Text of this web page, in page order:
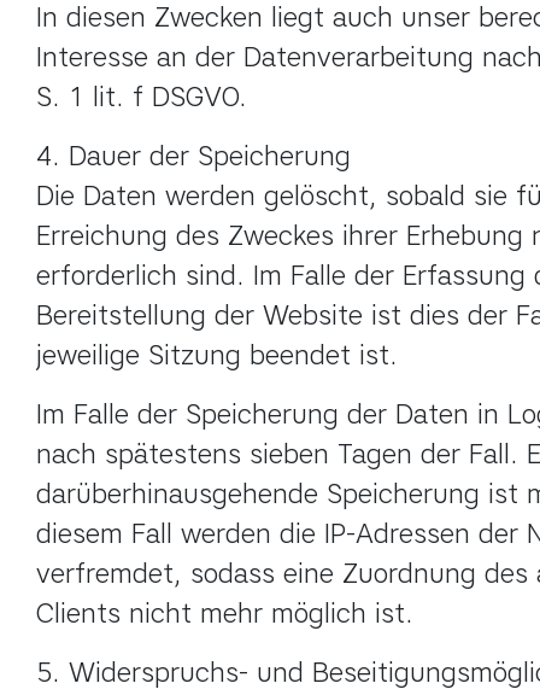
In diesen Zwecken liegt auch unser
Interesse an der Datenverarbeitung
S. 1 lit. f DSGVO.
4. Dauer der Speicherung
Die Daten werden gelöscht, sobald sie
Erreichung des Zweckes ihrer Erhebung
erforderlich sind. Im Falle der Erfassung
Bereitstellung der Website ist dies der
jeweilige Sitzung beendet ist.
Im Falle der Speicherung der Daten in
nach spätestens sieben Tagen der Fall.
darüberhinausgehende Speicherung ist
diesem Fall werden die IP-Adressen der
verfremdet, sodass eine Zuordnung
Clients nicht mehr möglich ist.
5. Widerspruchs- und